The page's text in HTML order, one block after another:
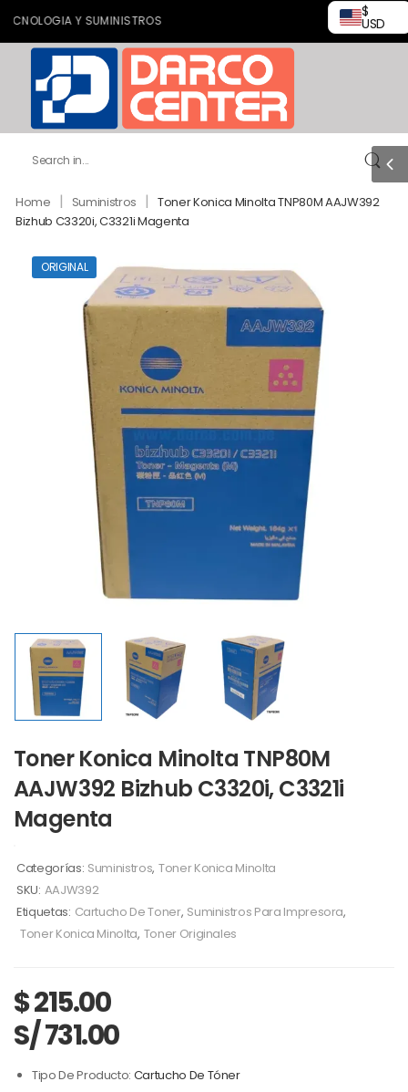
Y SUMINISTROS
$
USD
Home | Suministros | Toner Konica Minolta TNP80M AAJW392
Bizhub C3320i, C3321i Magenta
ORIGINAL
Toner Konica Minolta TNP80M
AAJW392 Bizhub C3320i, C3321i
Magenta
Categorías: Suministros, Toner Konica Minolta
SKU: AAJW392
Etiquetas: Cartucho De Toner, Suministros Para Impresora,
Toner Konica Minolta, Toner Originales
$215.00
S/ 731.00
Tipo De Producto: Cartucho De Tóner